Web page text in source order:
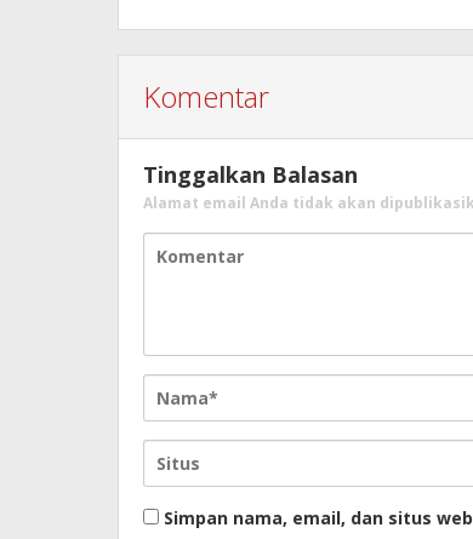
Komentar
Tinggalkan Balasan
Alamat email Anda tidak akan
Simpan nama, email, dan situs